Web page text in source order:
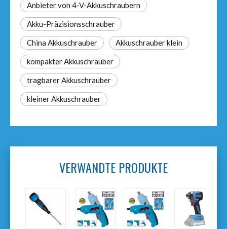
Anbieter von 4-V-Akkuschraubern
Akku-Präzisionsschrauber
China Akkuschrauber Akkuschrauber klein
kompakter Akkuschrauber
tragbarer Akkuschrauber
kleiner Akkuschrauber
VERWANDTE PRODUKTE